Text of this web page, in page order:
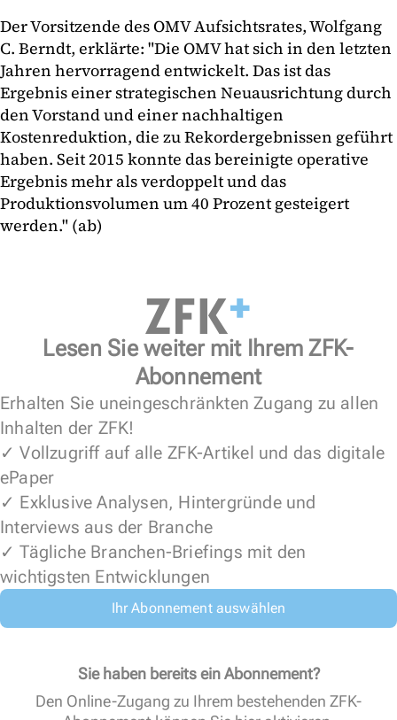
Der Vorsitzende des OMV Aufsichtsrates, Wolfgang
C. Berndt, erklärte: "Die OMV hat sich in den letzten
Jahren hervorragend entwickelt. Das ist das
Ergebnis einer strategischen Neuausrichtung durch
den Vorstand und einer nachhaltigen
Kostenreduktion, die zu Rekordergebnissen geführt
haben. Seit 2015 konnte das bereinigte operative
Ergebnis mehr als verdoppelt und das
Produktionsvolumen um 40 Prozent gesteigert
werden." (ab)
Lesen Sie weiter mit Ihrem ZFK-
Abonnement
Erhalten Sie uneingeschränkten Zugang zu allen
Inhalten der ZFK!
✓ Vollzugriff auf alle ZFK-Artikel und das digitale
ePaper
✓ Exklusive Analysen, Hintergründe und
Interviews aus der Branche
✓ Tägliche Branchen-Briefings mit den
wichtigsten Entwicklungen
Ihr Abonnement auswählen
Sie haben bereits ein Abonnement?
Den Online-Zugang zu Ihrem bestehenden ZFK-